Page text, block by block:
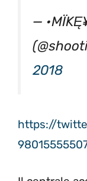
—
2018
https://
Il centrale